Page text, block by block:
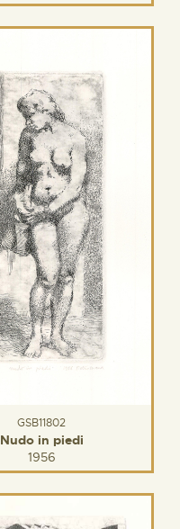
GSB11802
Nudo in piedi
1956